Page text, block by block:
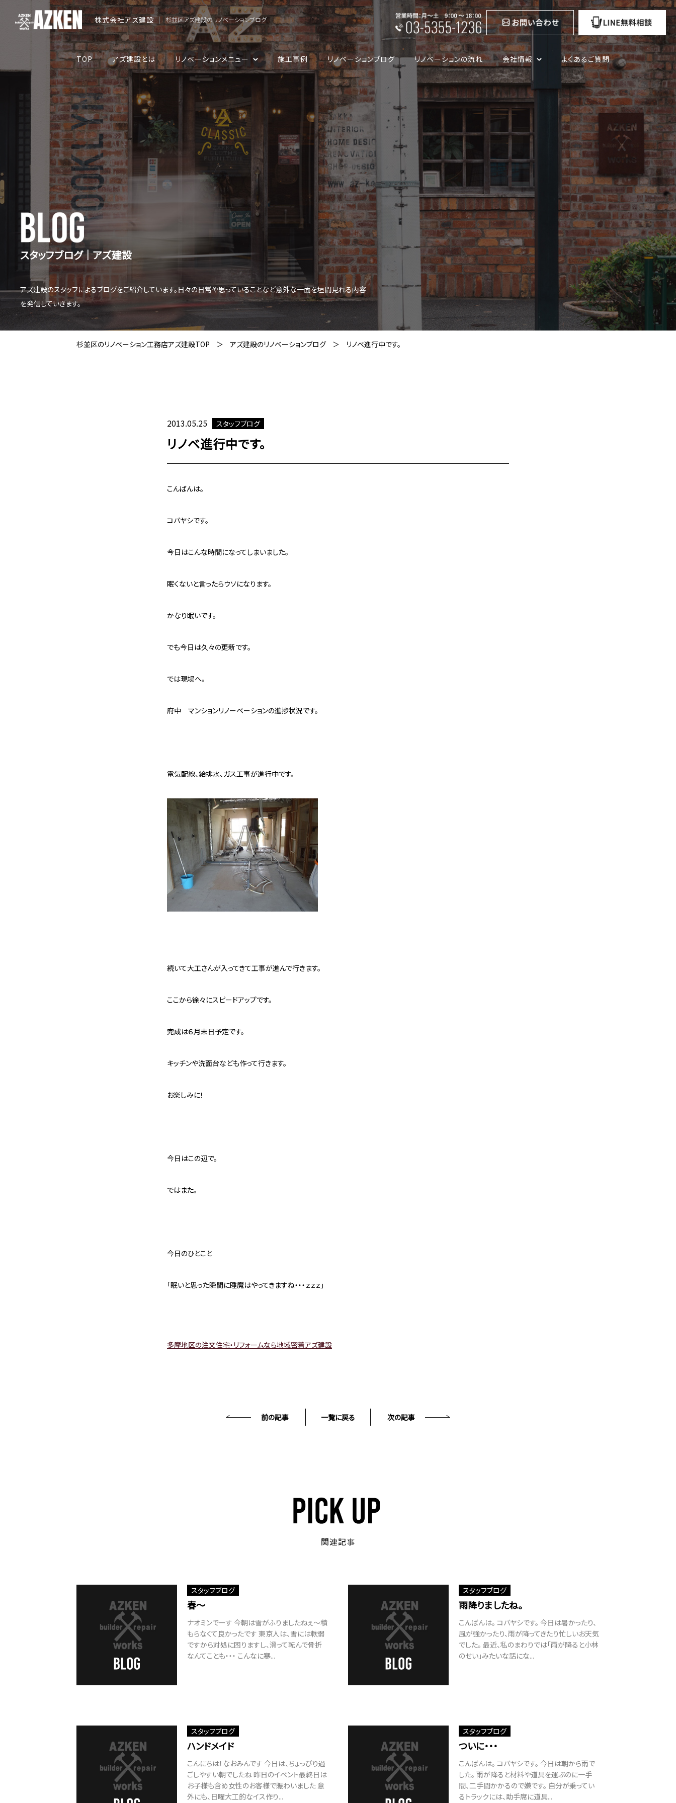
株式会社アズ建設 | 杉並区アズ建設のリノベーションブログ
TOP アズ建設とは リノベーションメニュー 施工事例 リノベーションブログ リノベーションの流れ 会社情報 よくあるご質問
スタッフブログ│アズ建設
アズ建設のスタッフによるブログをご紹介しています。日々の日常や思っていることなど意外な一面を垣間見れる内容
を発信していきます。
杉並区のリノベーション工務店アズ建設TOP アズ建設のリノベーションブログ リノベ進行中です。
2013.05.25 スタッフブログ
リノベ進行中です。
こんばんは。
コバヤシです。
今日はこんな時間になってしまいました。
眠くないと言ったらウソになります。
かなり眠いです。
でも今日は久々の更新です。
では現場へ。
府中 マンションリノーベーションの進捗状況です。
電気配線、給排水、ガス工事が進行中です。
続いて大工さんが入ってきて工事が進んで行きます。
ここから徐々にスピードアップです。
完成は６月末日予定です。
キッチンや洗面台なども作って行きます。
お楽しみに！
今日はこの辺で。
ではまた。
今日のひとこと
「眠いと思った瞬間に睡魔はやってきますね・・・ｚｚｚ」
多摩地区の注文住宅・リフォームなら地域密着アズ建設
前の記事 一覧に戻る 次の記事
関連記事
スタッフブログ
春～
ナオミンでーす 今朝は雪がふりましたねぇ～積
もらなくて良かったです 東京人は、雪には軟弱
ですから対処に困りますし、滑って転んで骨折
なんてことも・・・ こんなに寒...
スタッフブログ
雨降りましたね。
こんばんは。 コバヤシです。 今日は暑かったり、
風が強かったり、雨が降ってきたり忙しいお天気
でした。 最近、私のまわりでは「雨が降ると小林
のせい」みたいな話にな...
スタッフブログ
ハンドメイド
こんにちは！なおみんです 今日は、ちょっぴり過
ごしやすい朝でしたね 昨日のイベント最終日は
お子様も含め女性のお客様で賑わいました 意
外にも、日曜大工的なイス作り...
スタッフブログ
ついに・・・
こんばんは。 コバヤシです。 今日は朝から雨で
した。 雨が降ると材料や道具を運ぶのに一手
間、二手間かかるので嫌です。 自分が乗ってい
るトラックには、助手席に道具...